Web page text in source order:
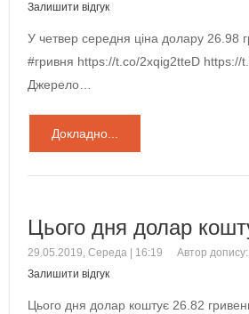
Залишити відгук
У четвер середня ціна долару 26.98
#гривня https://t.co/2xqig2tteD https://
Джерело…
Докладно...
Цього дня долар
29.05.2019, Середа | 16:19 Автор допису:
Залишити відгук
Цього дня долар коштує 26.82